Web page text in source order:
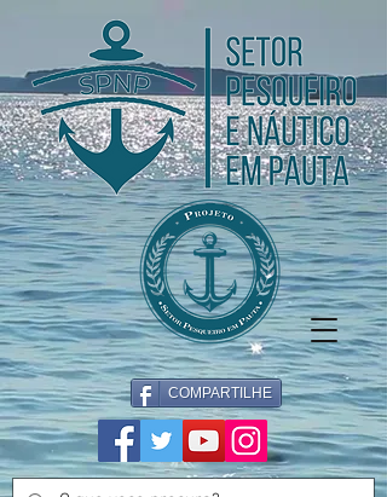
COMPARTILHE